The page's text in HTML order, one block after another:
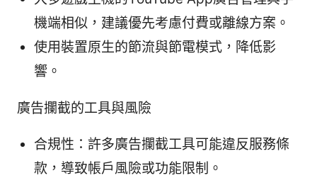
機端相似，建議優先考慮付費或離線方案。
使用裝置原生的節流與節電模式，降低影
響。
廣告攔截的工具與風險
合規性：許多廣告攔截工具可能違反服務條
款，導致帳戶風險或功能限制。